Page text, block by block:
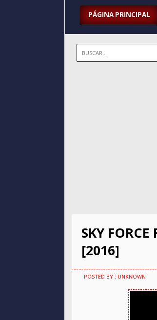
PÁGINA PRINCIPAL
SKY
[2016]
POSTED BY : UNKNOWN